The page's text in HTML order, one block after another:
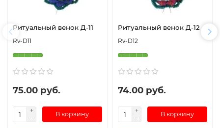
Ритуальный венок Д-11
Rv-D11
75.00 руб.
В корзину
Ритуальный венок Д-12
Rv-D12
74.00 руб.
В корзину